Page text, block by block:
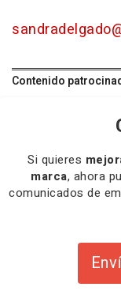
Contenido
Si quieres
marca, ahora
comunicados de